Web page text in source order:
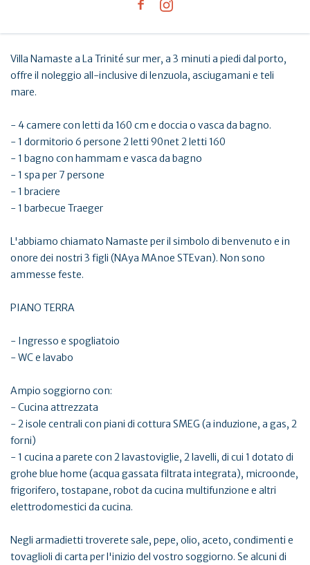
Villa Namaste a La Trinité sur mer, a 3 minuti a piedi dal porto,
offre il noleggio all-inclusive di lenzuola, asciugamani e teli
mare.
- 4 camere con letti da 160 cm e doccia o vasca da bagno.
- 1 dormitorio 6 persone 2 letti 90net 2 letti 160
- 1 bagno con hammam e vasca da bagno
- 1 spa per 7 persone
- 1 braciere
- 1 barbecue Traeger
L'abbiamo chiamato Namaste per il simbolo di benvenuto e in
onore dei nostri 3 figli (NAya MAnoe STEvan). Non sono
ammesse feste.
PIANO TERRA
- Ingresso e spogliatoio
- WC e lavabo
Ampio soggiorno con:
- Cucina attrezzata
- 2 isole centrali con piani di cottura SMEG (a induzione, a gas, 2
forni)
- 1 cucina a parete con 2 lavastoviglie, 2 lavelli, di cui 1 dotato di
grohe blue home (acqua gassata filtrata integrata), microonde,
frigorifero, tostapane, robot da cucina multifunzione e altri
elettrodomestici da cucina.
Negli armadietti troverete sale, pepe, olio, aceto, condimenti e
tovaglioli di carta per l'inizio del vostro soggiorno. Se alcuni di